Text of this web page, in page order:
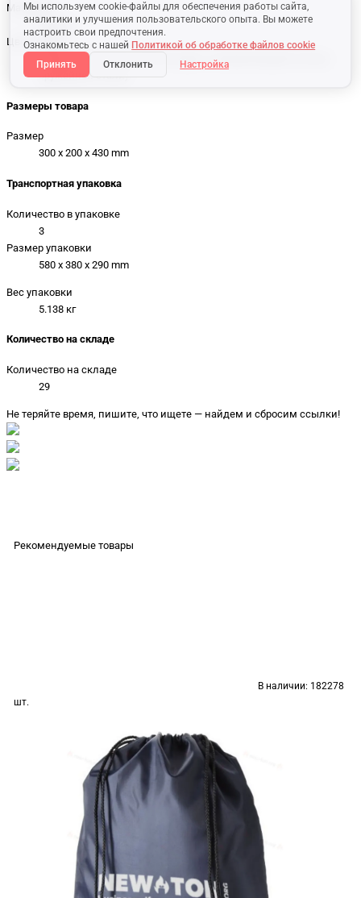
Мы используем cookie-файлы для обеспечения работы сайта,
аналитики и улучшения пользовательского опыта. Вы можете
настроить свои предпочтения.
Ознакомьтесь с нашей Политикой об обработке файлов cookie
Принять
Отклонить Настройка
Материал
Нейлон
Цвет товара
Чёрный, gunmetal ганметал (цвет, напоминающий оттенок
оружейной стали)
Размеры товара
Размер
300 x 200 x 430 mm
Транспортная упаковка
Количество в упаковке
3
Размер упаковки
580 x 380 x 290 mm
Вес упаковки
5.138 кг
Количество на складе
Количество на складе
29
Не теряйте время, пишите, что ищете — найдем и сбросим ссылки!
Рекомендуемые товары
В наличии: 182278
шт.